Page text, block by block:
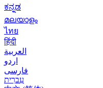
ಕನ್ನಡ
മലയാളം
ไทย
हिंदी
العربية
اردو
فارسی
עִברִית